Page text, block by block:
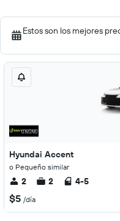
Estos son los mejores
Hyundai Accent
o Pequeño similar
2 2 4-5
$5 /día